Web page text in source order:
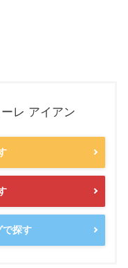
レ アイアン
探す